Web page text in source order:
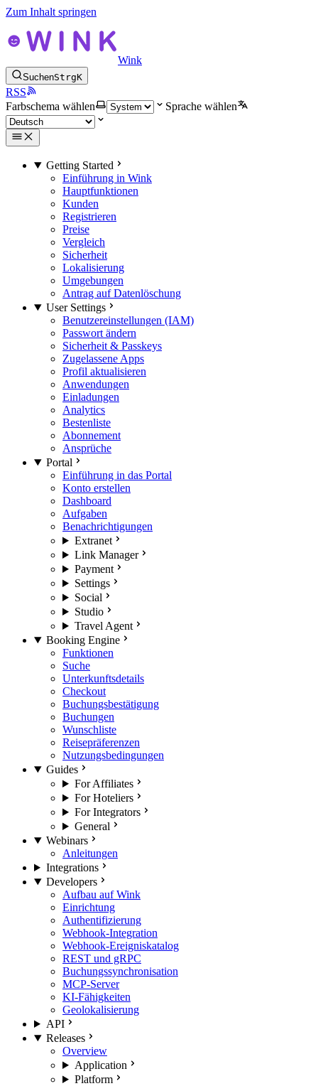
Zum Inhalt springen
Wink
SuchenStrgK
RSS
Farbschema wählen
Sprache wählen
Getting Started
Einführung in Wink
Hauptfunktionen
Kunden
Registrieren
Preise
Vergleich
Sicherheit
Lokalisierung
Umgebungen
Antrag auf Datenlöschung
User Settings
Benutzereinstellungen (IAM)
Passwort ändern
Sicherheit & Passkeys
Zugelassene Apps
Profil aktualisieren
Anwendungen
Einladungen
Analytics
Bestenliste
Abonnement
Ansprüche
Portal
Einführung in das Portal
Konto erstellen
Dashboard
Aufgaben
Benachrichtigungen
Extranet
Link Manager
Payment
Settings
Social
Studio
Travel Agent
Booking Engine
Funktionen
Suche
Unterkunftsdetails
Checkout
Buchungsbestätigung
Buchungen
Wunschliste
Reisepräferenzen
Nutzungsbedingungen
Guides
For Affiliates
For Hoteliers
For Integrators
General
Webinars
Anleitungen
Integrations
Developers
Aufbau auf Wink
Einrichtung
Authentifizierung
Webhook-Integration
Webhook-Ereigniskatalog
REST und gRPC
Buchungssynchronisation
MCP-Server
KI-Fähigkeiten
Geolokalisierung
API
Releases
Overview
Application
Platform